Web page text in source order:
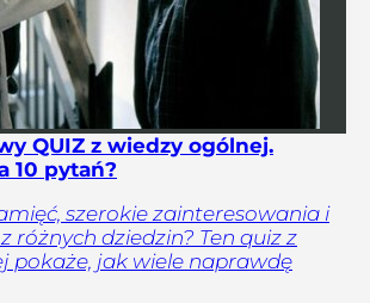
QUIZ z wiedzy ogólnej.
10 pytań?
szerokie zainteresowania i
różnych dziedzin? Ten quiz z
pokaże, jak wiele naprawdę